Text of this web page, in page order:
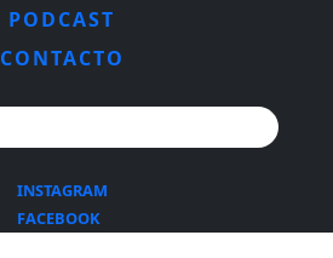
PODCAST
CONTACTO
INSTAGRAM
FACEBOOK